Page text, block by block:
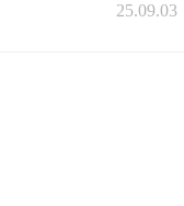
25.09.03